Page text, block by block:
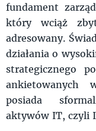
fundament
który wciąż
adresowany.
działania o
strategicznego
ankietowanych
posiada
aktywów IT, czyli